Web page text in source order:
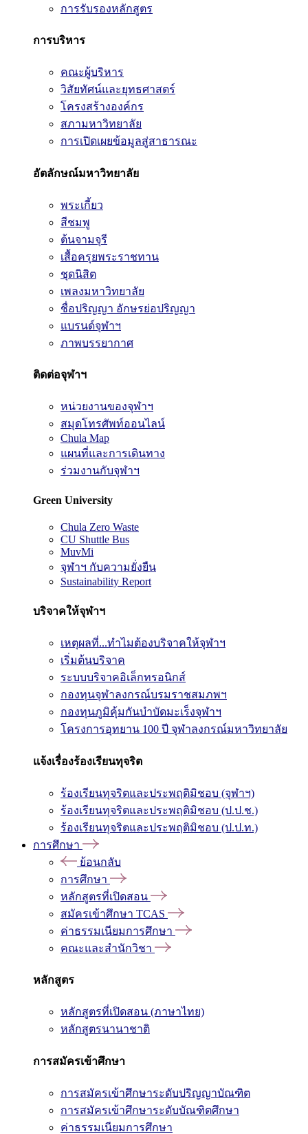
การรับรองหลักสูตร
การบริหาร
คณะผู้บริหาร
วิสัยทัศน์และยุทธศาสตร์
โครงสร้างองค์กร
สภามหาวิทยาลัย
การเปิดเผยข้อมูลสู่สาธารณะ
อัตลักษณ์มหาวิทยาลัย
พระเกี้ยว
สีชมพู
ต้นจามจุรี
เสื้อครุยพระราชทาน
ชุดนิสิต
เพลงมหาวิทยาลัย
ชื่อปริญญา อักษรย่อปริญญา
แบรนด์จุฬาฯ
ภาพบรรยากาศ
ติดต่อจุฬาฯ
หน่วยงานของจุฬาฯ
สมุดโทรศัพท์ออนไลน์
Chula Map
แผนที่และการเดินทาง
ร่วมงานกับจุฬาฯ
Green University
Chula Zero Waste
CU Shuttle Bus
MuvMi
จุฬาฯ กับความยั่งยืน
Sustainability Report
บริจาคให้จุฬาฯ
เหตุผลที่...ทำไมต้องบริจาคให้จุฬาฯ
เริ่มต้นบริจาค
ระบบบริจาคอิเล็กทรอนิกส์
กองทุนจุฬาลงกรณ์บรมราชสมภพฯ
กองทุนภูมิคุ้มกันบำบัดมะเร็งจุฬาฯ
โครงการอุทยาน 100 ปี จุฬาลงกรณ์มหาวิทยาลัย
แจ้งเรื่องร้องเรียนทุจริต
ร้องเรียนทุจริตและประพฤติมิชอบ (จุฬาฯ)
ร้องเรียนทุจริตและประพฤติมิชอบ (ป.ป.ช.)
ร้องเรียนทุจริตและประพฤติมิชอบ (ป.ป.ท.)
การศึกษา
ย้อนกลับ
การศึกษา
หลักสูตรที่เปิดสอน
สมัครเข้าศึกษา TCAS
ค่าธรรมเนียมการศึกษา
คณะและสำนักวิชา
หลักสูตร
หลักสูตรที่เปิดสอน (ภาษาไทย)
หลักสูตรนานาชาติ
การสมัครเข้าศึกษา
การสมัครเข้าศึกษาระดับปริญญาบัณฑิต
การสมัครเข้าศึกษาระดับบัณฑิตศึกษา
ค่าธรรมเนียมการศึกษา